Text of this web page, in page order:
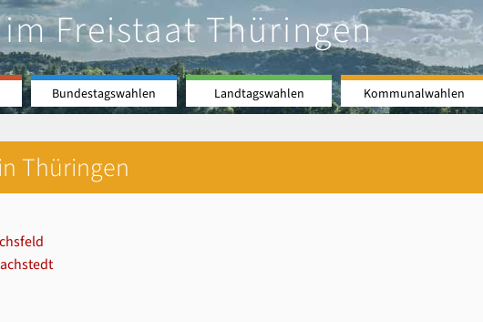
Freistaat Thüringen
Bundestagswahlen Landtagswahlen Kommunalwahlen
Thüringen